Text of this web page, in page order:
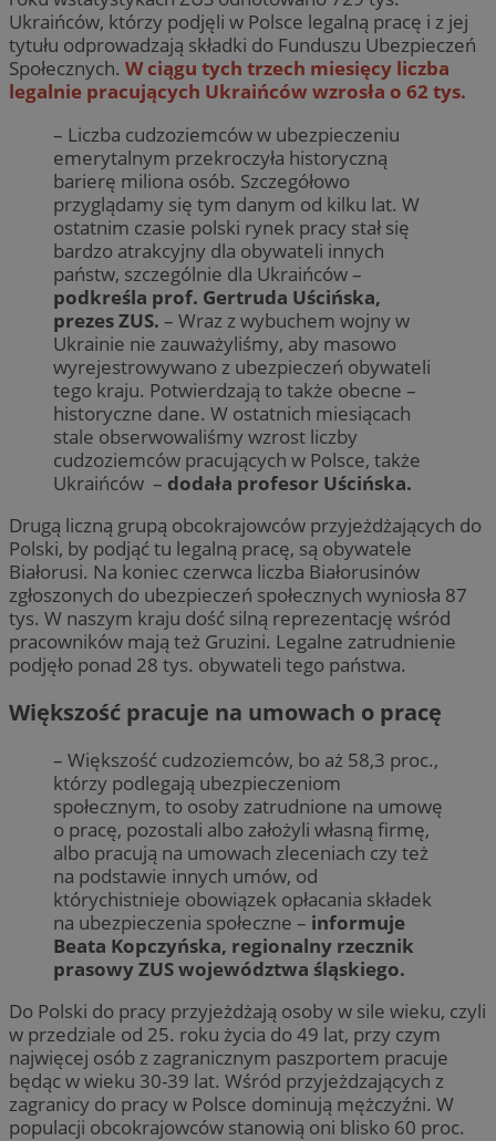
Ukraińców, którzy podjęli w Polsce legalną pracę i z jej
tytułu odprowadzają składki do Funduszu Ubezpieczeń
Społecznych. W ciągu tych trzech miesięcy liczba
legalnie pracujących Ukraińców wzrosła o 62 tys.
– Liczba cudzoziemców w ubezpieczeniu
emerytalnym przekroczyła historyczną
barierę miliona osób. Szczegółowo
przyglądamy się tym danym od kilku lat. W
ostatnim czasie polski rynek pracy stał się
bardzo atrakcyjny dla obywateli innych
państw, szczególnie dla Ukraińców –
podkreśla prof. Gertruda Uścińska,
prezes ZUS. – Wraz z wybuchem wojny w
Ukrainie nie zauważyliśmy, aby masowo
wyrejestrowywano z ubezpieczeń obywateli
tego kraju. Potwierdzają to także obecne –
historyczne dane. W ostatnich miesiącach
stale obserwowaliśmy wzrost liczby
cudzoziemców pracujących w Polsce, także
Ukraińców – dodała profesor Uścińska.
Drugą liczną grupą obcokrajowców przyjeżdżających do
Polski, by podjąć tu legalną pracę, są obywatele
Białorusi. Na koniec czerwca liczba Białorusinów
zgłoszonych do ubezpieczeń społecznych wyniosła 87
tys. W naszym kraju dość silną reprezentację wśród
pracowników mają też Gruzini. Legalne zatrudnienie
podjęło ponad 28 tys. obywateli tego państwa.
Większość pracuje na umowach o pracę
– Większość cudzoziemców, bo aż 58,3 proc.,
którzy podlegają ubezpieczeniom
społecznym, to osoby zatrudnione na umowę
o pracę, pozostali albo założyli własną firmę,
albo pracują na umowach zleceniach czy też
na podstawie innych umów, od
którychistnieje obowiązek opłacania składek
na ubezpieczenia społeczne – informuje
Beata Kopczyńska, regionalny rzecznik
prasowy ZUS województwa śląskiego.
Do Polski do pracy przyjeżdżają osoby w sile wieku, czyli
w przedziale od 25. roku życia do 49 lat, przy czym
najwięcej osób z zagranicznym paszportem pracuje
będąc w wieku 30-39 lat. Wśród przyjeżdzających z
zagranicy do pracy w Polsce dominują mężczyźni. W
populacji obcokrajowców stanowią oni blisko 60 proc.